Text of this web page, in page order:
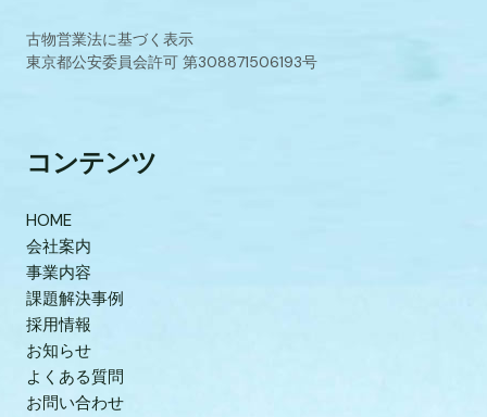
古物営業法に基づく表示
東京都公安委員会許可 第308871506193号
コンテンツ
HOME
会社案内
事業内容
課題解決事例
採用情報
お知らせ
よくある質問
お問い合わせ